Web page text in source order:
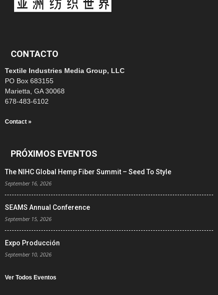
CONTACTO
Textile Industries Media Group, LLC
PO Box 683155
Marietta, GA 30068
678-483-6102
Contact »
PRÓXIMOS EVENTOS
The NIHC Global Hemp Fiber Summit – Seed To Style
September 16, 2026
SEAMS Annual Conference
September 15, 2026
Expo Producción
September 10, 2026
Ver Todos Eventos